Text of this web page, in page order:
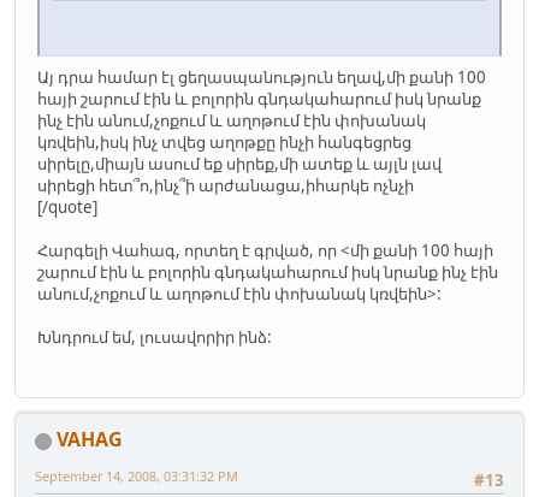
Այ դրա համար էլ ցեղասպանություն եղավ,մի քանի 100
հայի շարում էին և բոլորին գնդակահարում իսկ նրանք
ինչ էին անում,չոքում և աղոթում էին փոխանակ
կռվեին,իսկ ինչ տվեց աղոթքը ինչի հանգեցրեց
սիրելը,միայն ասում եք սիրեք,մի ատեք և այլն լավ
սիրեցի հետ՞ո,ինչ՞ի արժանացա,իհարկե ոչնչի
[/quote]
Հարգելի Վահագ, որտեղ է գրված, որ <մի քանի 100 հայի
շարում էին և բոլորին գնդակահարում իսկ նրանք ինչ էին
անում,չոքում և աղոթում էին փոխանակ կռվեին>:
Խնդրում եմ, լուսավորիր ինձ:
VAHAG
#13
September 14, 2008, 03:31:32 PM